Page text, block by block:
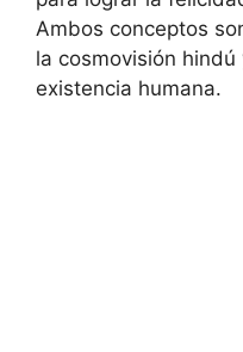
Ambos conceptos
la cosmovisión
existencia humana.